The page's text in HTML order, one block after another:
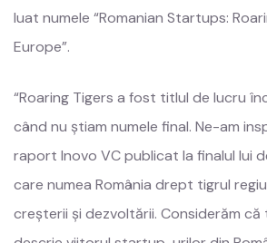
luat numele “Romanian Startups:
Europe”.
“Roaring Tigers a fost titlul de lucru
când nu știam numele final. Ne-am
raport Inovo VC publicat la finalul lui
care numea România drept tigrul
creșterii și dezvoltării. Considerăm